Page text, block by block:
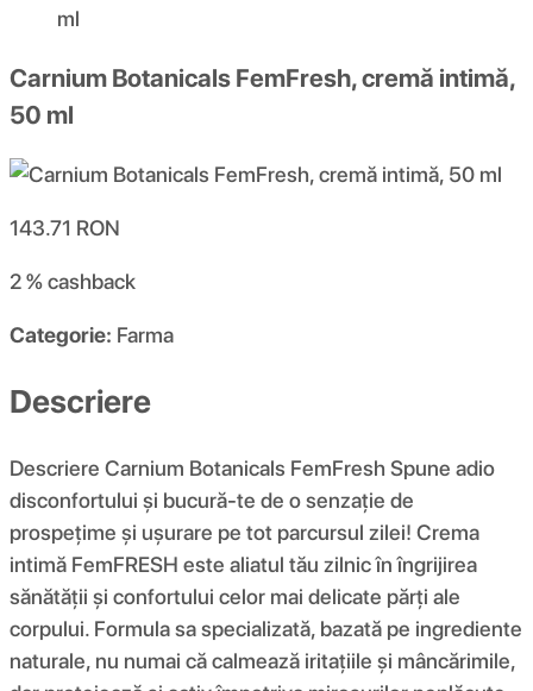
ml
Carnium Botanicals FemFresh, cremă intimă,
50 ml
143.71 RON
2 %cashback
Categorie: Farma
Descriere
Descriere Carnium Botanicals FemFresh Spune adio
disconfortului și bucură-te de o senzație de
prospețime și ușurare pe tot parcursul zilei! Crema
intimă FemFRESH este aliatul tău zilnic în îngrijirea
sănătății și confortului celor mai delicate părți ale
corpului. Formula sa specializată, bazată pe ingrediente
naturale, nu numai că calmează iritațiile și mâncărimile,